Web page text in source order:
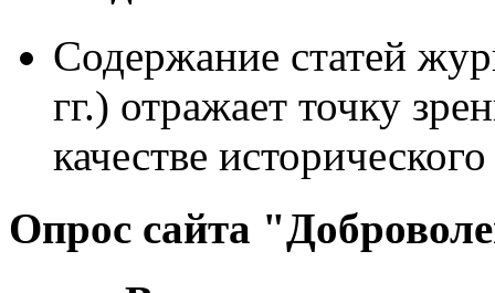
Содержание статей
гг.) отражает точку
качестве
Опрос сайта